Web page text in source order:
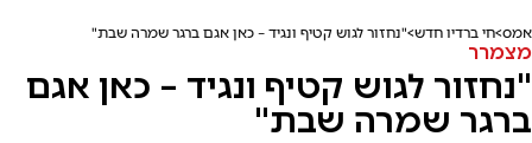
אמס חי ברדיו חדש "נחזור לגוש קטיף ונגיד – כאן אגם ברגר שמרה שבת"
מצמרר
"נחזור לגוש קטיף ונגיד – כאן אגם
ברגר שמרה שבת"